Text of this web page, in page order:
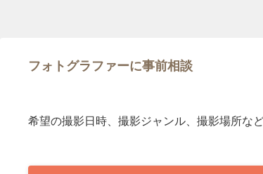
フォトグラファーに事前相談
希望の撮影日時、撮影ジャンル、撮影場所な